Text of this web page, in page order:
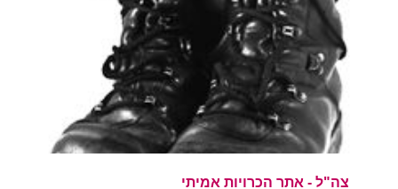
צה"ל - אתר הכרויות אמיתי